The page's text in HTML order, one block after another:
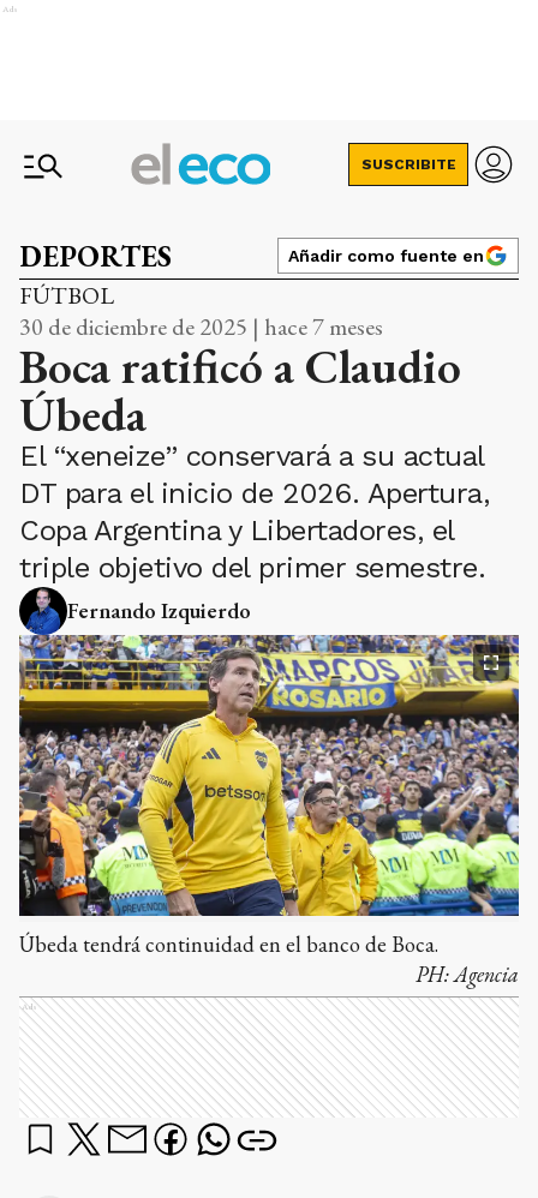
Ads
SUSCRIBITE
DEPORTES Añadir como fuente en
FÚTBOL
30 de diciembre de 2025 | hace 7 meses
Boca ratificó a Claudio
Úbeda
El “xeneize” conservará a su actual
DT para el inicio de 2026. Apertura,
Copa Argentina y Libertadores, el
triple objetivo del primer semestre.
Fernando Izquierdo
Úbeda tendrá continuidad en el banco de Boca.
PH:Agencia
Ads